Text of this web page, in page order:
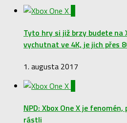
Tyto hry si již brzy budete na
vychutnat ve 4K, je jich přes
1. augusta 2017
NPD: Xbox One X je
rástli